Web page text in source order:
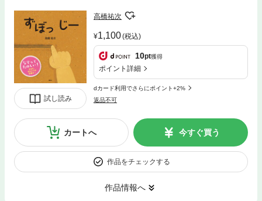
試し読み
高橋祐次
1,100(税込)
10pt獲得
ポイント詳細
dカード利用でさらにポイント+2%
返品不可
カートへ 今すぐ買う
作品をチェックする
作品情報へ